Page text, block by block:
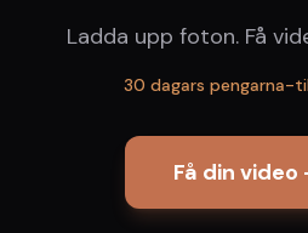
Ladda upp foton. Få
30 dagars pengarna-
Få din